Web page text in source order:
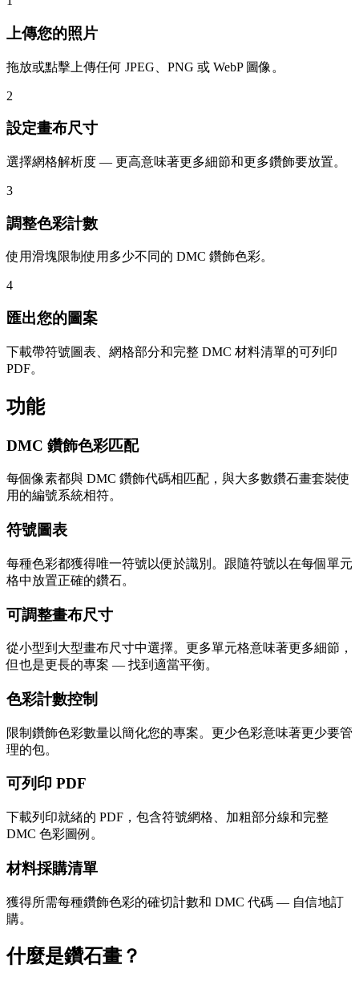
上傳您的照片
拖放或點擊上傳任何 JPEG、PNG 或 WebP 圖像。
2
設定畫布尺寸
選擇網格解析度 — 更高意味著更多細節和更多鑽飾要放置。
3
調整色彩計數
使用滑塊限制使用多少不同的 DMC 鑽飾色彩。
4
匯出您的圖案
下載帶符號圖表、網格部分和完整 DMC 材料清單的可列印
PDF。
功能
DMC 鑽飾色彩匹配
每個像素都與 DMC 鑽飾代碼相匹配，與大多數鑽石畫套裝使
用的編號系統相符。
符號圖表
每種色彩都獲得唯一符號以便於識別。跟隨符號以在每個單元
格中放置正確的鑽石。
可調整畫布尺寸
從小型到大型畫布尺寸中選擇。更多單元格意味著更多細節，
但也是更長的專案 — 找到適當平衡。
色彩計數控制
限制鑽飾色彩數量以簡化您的專案。更少色彩意味著更少要管
理的包。
可列印 PDF
下載列印就緒的 PDF，包含符號網格、加粗部分線和完整
DMC 色彩圖例。
材料採購清單
獲得所需每種鑽飾色彩的確切計數和 DMC 代碼 — 自信地訂
購。
什麼是鑽石畫？